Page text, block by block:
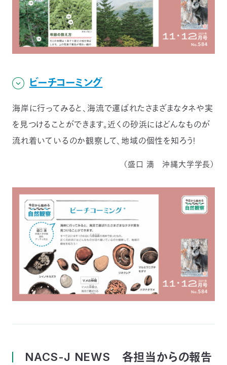
ビーチコーミング
海岸に行ってみると、海流で運ばれたさまざまなタネや実
を見つけることができます。近くの砂浜にはどんなものが
流れ着いているのか観察して、地域の個性を知ろう！
（盛口 満 沖縄大学学長）
NACS-J NEWS 各担当からの報告